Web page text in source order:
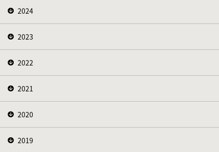
2024
2023
2022
2021
2020
2019